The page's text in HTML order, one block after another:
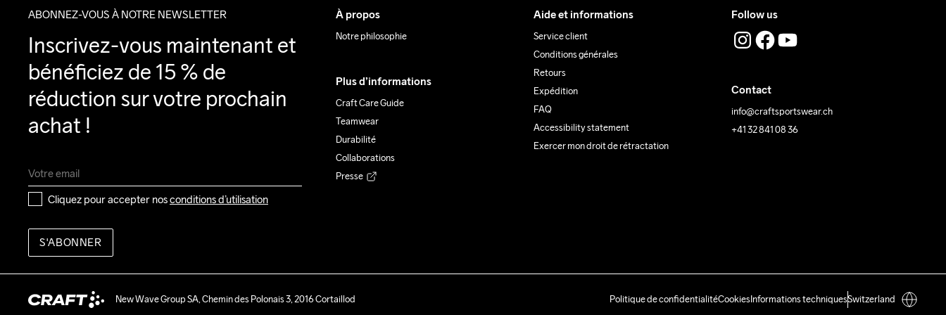
ABONNEZ-VOUS À NOTRE NEWSLETTER
Inscrivez-vous maintenant et
bénéficiez de 15 % de
réduction sur votre prochain
achat !
Cliquez pour accepter nos conditions d’utilisation
S'ABONNER
À propos
Notre philosophie
Plus d’informations
Craft Care Guide
Teamwear
Durabilité
Collaborations
Presse
Aide et informations
Service client
Conditions générales
Retours
Expédition
FAQ
Accessibility statement
Exercer mon droit de rétractation
Follow us
Contact
info@craftsportswear.ch
+41 32 841 08 36
New Wave Group SA, Chemin des Polonais 3, 2016 Cortaillod Politique de confidentialitéCookiesInformations techniquesSwitzerland